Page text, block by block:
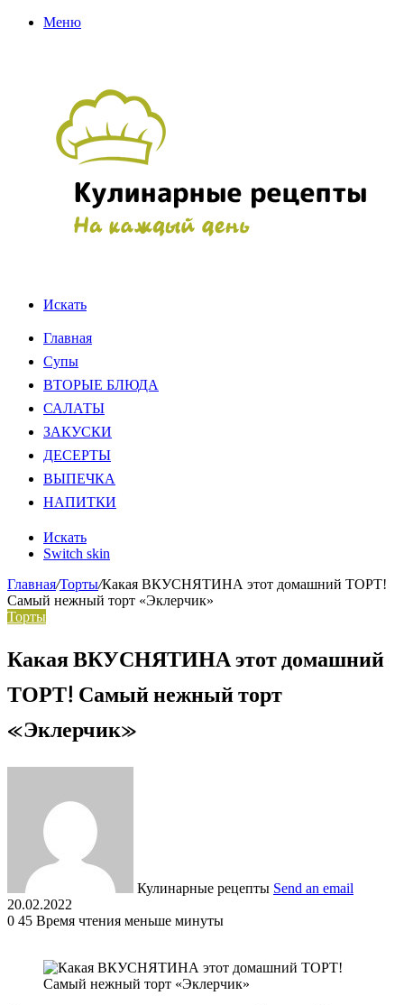
Меню
Искать
Главная
Супы
ВТОРЫЕ БЛЮДА
САЛАТЫ
ЗАКУСКИ
ДЕСЕРТЫ
ВЫПЕЧКА
НАПИТКИ
Искать
Switch skin
Главная/Торты/Какая ВКУСНЯТИНА этот домашний ТОРТ!
Самый нежный торт «Эклерчик»
Торты
Какая ВКУСНЯТИНА этот домашний
ТОРТ! Самый нежный торт
«Эклерчик»
Кулинарные рецепты Send an email
20.02.2022
0 45 Время чтения меньше минуты